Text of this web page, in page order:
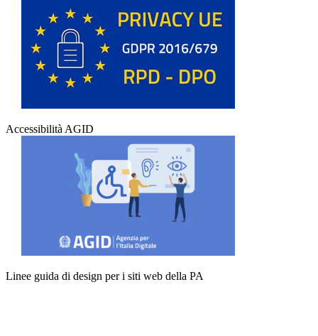
Accessibilità AGID
Linee guida di design per i siti web della PA